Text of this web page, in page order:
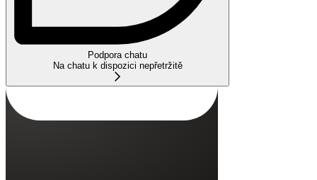
Podpora chatu
Na chatu k dispozici nepřetržitě